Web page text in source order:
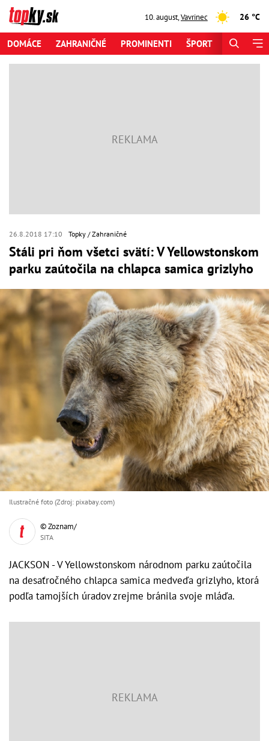
10. august,Vavrinec 26 °C
DOMÁCE ZAHRANIČNÉ PROMINENTI ŠPORT
26.8.2018 17:10 Topky Zahraničné
Stáli pri ňom všetci svätí: V Yellowstonskom
parku zaútočila na chlapca samica grizlyho
Ilustračné foto (Zdroj: pixabay.com)
© Zoznam/
SITA
JACKSON - V Yellowstonskom národnom parku zaútočila
na desaťročného chlapca samica medveďa grizlyho, ktorá
podľa tamojších úradov zrejme bránila svoje mláďa.